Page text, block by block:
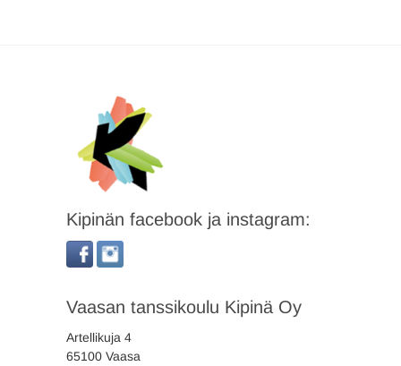
Kipinän facebook ja instagram:
Vaasan tanssikoulu Kipinä Oy
Artellikuja 4
65100 Vaasa